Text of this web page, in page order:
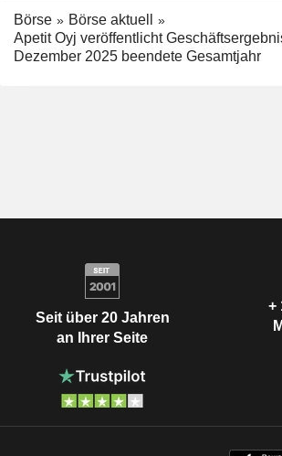
Börse
Börse aktuell
Apetit Oyj veröffentlicht
Dezember 2025 beendete Gesamtjahr
Seit über 20 Jahren
an Ihrer Seite
+